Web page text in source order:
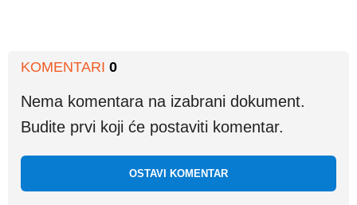
KOMENTARI 0
Nema komentara na izabrani dokument.
Budite prvi koji će postaviti komentar.
OSTAVI KOMENTAR